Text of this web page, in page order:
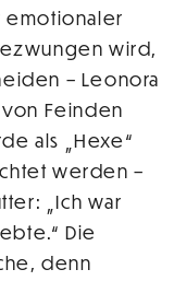
emotionaler
wird,
– Leonora
Feinden
als „Hexe“
werden –
„Ich war
Die
denn